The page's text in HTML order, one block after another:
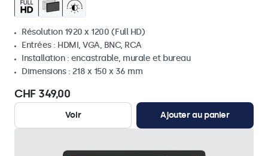
Résolution 1920 x 1200 (Full HD)
Entrées : HDMI, VGA, BNC, RCA
Installation : encastrable, murale et bureau
Dimensions : 218 x 150 x 36 mm
CHF 349,00
Voir Ajouter au panier